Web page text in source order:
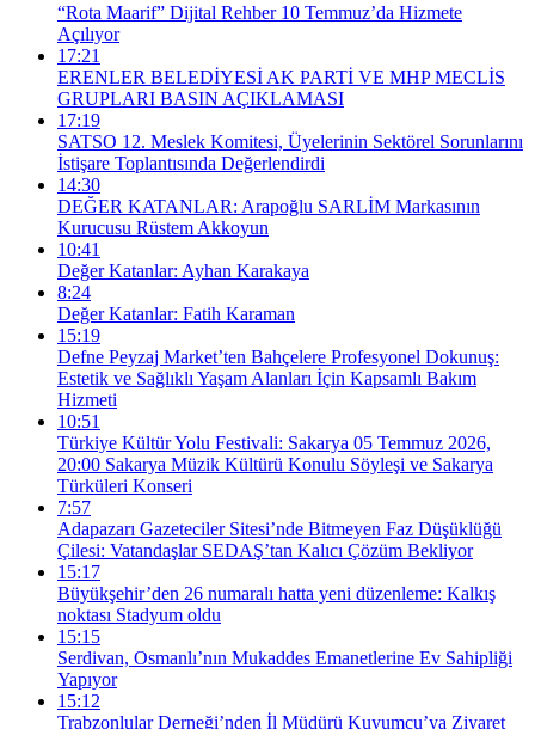
“Rota Maarif” Dijital Rehber 10 Temmuz’da Hizmete
Açılıyor
17:21
ERENLER BELEDİYESİ AK PARTİ VE MHP MECLİS
GRUPLARI BASIN AÇIKLAMASI
17:19
SATSO 12. Meslek Komitesi, Üyelerinin Sektörel Sorunlarını
İstişare Toplantısında Değerlendirdi
14:30
DEĞER KATANLAR: Arapoğlu SARLİM Markasının
Kurucusu Rüstem Akkoyun
10:41
Değer Katanlar: Ayhan Karakaya
8:24
Değer Katanlar: Fatih Karaman
15:19
Defne Peyzaj Market’ten Bahçelere Profesyonel Dokunuş:
Estetik ve Sağlıklı Yaşam Alanları İçin Kapsamlı Bakım
Hizmeti
10:51
Türkiye Kültür Yolu Festivali: Sakarya 05 Temmuz 2026,
20:00 Sakarya Müzik Kültürü Konulu Söyleşi ve Sakarya
Türküleri Konseri
7:57
Adapazarı Gazeteciler Sitesi’nde Bitmeyen Faz Düşüklüğü
Çilesi: Vatandaşlar SEDAŞ’tan Kalıcı Çözüm Bekliyor
15:17
Büyükşehir’den 26 numaralı hatta yeni düzenleme: Kalkış
noktası Stadyum oldu
15:15
Serdivan, Osmanlı’nın Mukaddes Emanetlerine Ev Sahipliği
Yapıyor
15:12
Trabzonlular Derneği’nden İl Müdürü Kuyumcu’ya Ziyaret